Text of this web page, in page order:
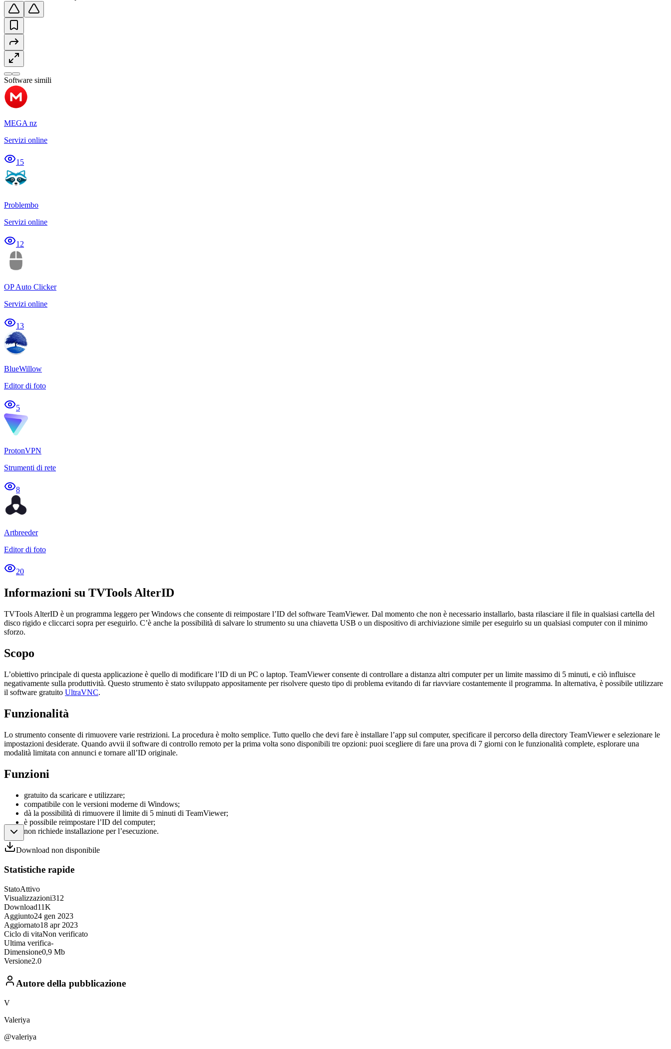
Software simili
MEGA nz
Servizi online
15
Problembo
Servizi online
12
OP Auto Clicker
Servizi online
13
BlueWillow
Editor di foto
5
ProtonVPN
Strumenti di rete
8
Artbreeder
Editor di foto
20
Informazioni su TVTools AlterID
TVTools AlterID è un programma leggero per Windows che consente di reimpostare l’ID del software TeamViewer. Dal momento che non è necessario installarlo, basta rilasciare il file in qualsiasi cartella del
disco rigido e cliccarci sopra per eseguirlo. C’è anche la possibilità di salvare lo strumento su una chiavetta USB o un dispositivo di archiviazione simile per eseguirlo su un qualsiasi computer con il minimo
sforzo.
Scopo
L’obiettivo principale di questa applicazione è quello di modificare l’ID di un PC o laptop. TeamViewer consente di controllare a distanza altri computer per un limite massimo di 5 minuti, e ciò influisce
negativamente sulla produttività. Questo strumento è stato sviluppato appositamente per risolvere questo tipo di problema evitando di far riavviare costantemente il programma. In alternativa, è possibile utilizzare
il software gratuito UltraVNC.
Funzionalità
Lo strumento consente di rimuovere varie restrizioni. La procedura è molto semplice. Tutto quello che devi fare è installare l’app sul computer, specificare il percorso della directory TeamViewer e selezionare le
impostazioni desiderate. Quando avvii il software di controllo remoto per la prima volta sono disponibili tre opzioni: puoi scegliere di fare una prova di 7 giorni con le funzionalità complete, esplorare una
modalità limitata con annunci e tornare all’ID originale.
Funzioni
gratuito da scaricare e utilizzare;
compatibile con le versioni moderne di Windows;
dà la possibilità di rimuovere il limite di 5 minuti di TeamViewer;
è possibile reimpostare l’ID del computer;
non richiede installazione per l’esecuzione.
Download non disponibile
Statistiche rapide
StatoAttivo
Visualizzazioni312
Download11K
Aggiunto24 gen 2023
Aggiornato18 apr 2023
Ciclo di vitaNon verificato
Ultima verifica-
Dimensione0,9 Mb
Versione2.0
Autore della pubblicazione
V
Valeriya
@valeriya